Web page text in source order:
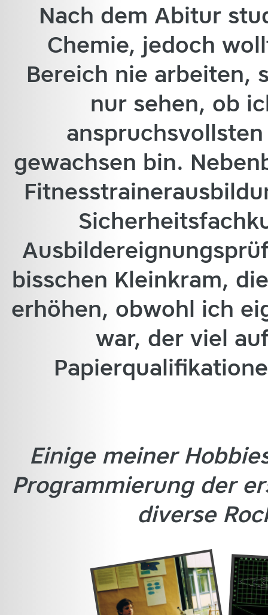
Nach dem Abitur
Chemie, jedoch
Bereich nie arbeiten,
nur sehen, ob
gewachsen bin.
bisschen Kleinkram,
erhöhen, obwohl ich
war, der viel
Einige meiner
Programmierung der
diverse